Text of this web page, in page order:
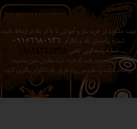
جهت مشاوره در خرید ساز و آموزش با ما در بله در ارتباط باشید،
شماره پیامرسان بله و تلگرام 09156680936
شماره پاسخگویی تلفنی 09024346738
در صورت عدم دریافت کد تایید ، ثبت سفارش بدون عضویت
رو انتخاب کنید ​​​​​​​ و سفارشتون رو از طریق بله یا تلگرام پیگیری کنید.